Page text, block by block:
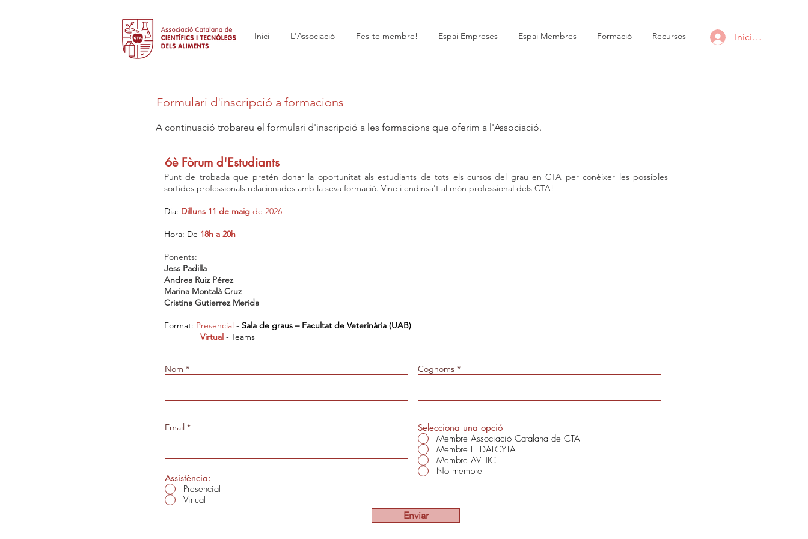
Inici L'Associació Fes-te membre! Espai Empreses Espai Membres Formació Recursos Inicia la sessió
Formulari d'inscripció a formacions
A continuació trobareu el formulari d'inscripció a les formacions que oferim a l'Associació.
6è Fòrum d'Estudiants
Punt de trobada que pretén donar la oportunitat als estudiants de tots els cursos del grau en CTA per conèixer les possibles
sortides professionals relacionades amb la seva formació. Vine i endinsa't al món professional dels CTA!
Dia: Dilluns 11 de maig de 2026
Hora: De 18h a 20h
Ponents:
Jess Padilla
Andrea Ruiz Pérez
Marina Montalà Cruz
Cristina Gutierrez Merida
Format: Presencial - Sala de graus – Facultat de Veterinària (UAB)
Virtual - Teams
Nom Cognoms
Email
Assistència:
Presencial
Virtual
Selecciona una opció
Membre Associació Catalana de CTA
Membre FEDALCYTA
Membre AVHIC
No membre
Enviar